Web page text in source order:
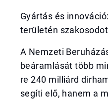
Gyártás és
területén
A Nemzeti
beáramlását több
re 240 milliárd
segíti elő, hanem a